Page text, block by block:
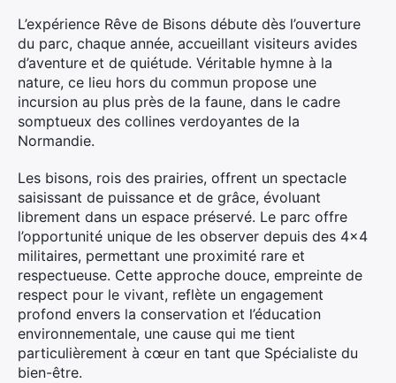
L’expérience Rêve de Bisons débute dès l’ouverture
du parc, chaque année, accueillant visiteurs avides
d’aventure et de quiétude. Véritable hymne à la
nature, ce lieu hors du commun propose une
incursion au plus près de la faune, dans le cadre
somptueux des collines verdoyantes de la
Normandie.
Les bisons, rois des prairies, offrent un spectacle
saisissant de puissance et de grâce, évoluant
librement dans un espace préservé. Le parc offre
l’opportunité unique de les observer depuis des 4×4
militaires, permettant une proximité rare et
respectueuse. Cette approche douce, empreinte de
respect pour le vivant, reflète un engagement
profond envers la conservation et l’éducation
environnementale, une cause qui me tient
particulièrement à cœur en tant que Spécialiste du
bien-être.